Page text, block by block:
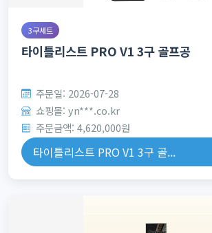
3구세트
타이틀리스트 PRO V1 3구 골프공
주문일: 2026-07-28
쇼핑몰: yn***.co.kr
주문금액: 4,620,000원
타이틀리스트 PRO V1 3구 골...